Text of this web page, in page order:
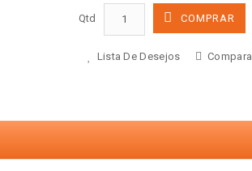
Qtd COMPRAR
Lista De Desejos